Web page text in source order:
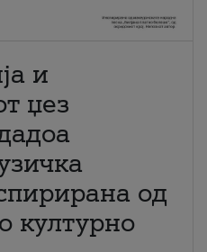
и
џез
од
културно